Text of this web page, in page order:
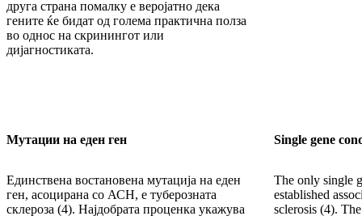
друга страна помалку е веројатно дека
гените ќе бидат од голема практична полза
во однос на скринингот или
дијагностиката.
Мутации на еден ген Single gene
Eдинствена востановена мутација на еден
ген, асоцирана со АСН, е туберозната
склероза (4). Најдобрата проценка укажува
The only single
established
sclerosis (4).